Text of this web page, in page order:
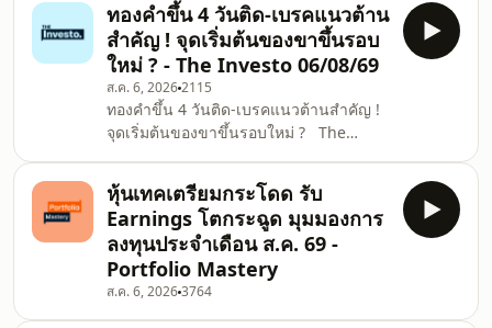
ทองคำขึ้น 4 วันติด-เบรคแนวต้าน
สำคัญ ! จุดเริ่มต้นของขาขึ้นรอบ
ใหม่ ? - The Investo 06/08/69
ส.ค. 6, 20262115
ทองคำขึ้น 4 วันติด-เบรคแนวต้านสำคัญ !
จุดเริ่มต้นของขาขึ้นรอบใหม่ ? The
ลงทุน กับ Naomi แขกรับเชิญ วรุต รุ่งขำ
ผู้อำนวยการฝ่ายวิเคราะห์ บริษัท YLG บูล
เลี่ยน แอนด์ ฟิวเจอร์ส จำกัด Naomi
ดำเนินรายการ รายการ The Investo กับ
Naomi วิเคราะห์เจาะลึกข่าวสำคัญใน
แต่ละวัน กับผู้เชี่ยวชาญในด้านต่างๆ ทั้ง
เศรษฐกิจ การเงิน และการลงทุน คุย
หุ้นเทคเตรียมกระโดด รับ
Earnings โตกระฉูด มุมมองการ
ลงทุนประจำเดือน ส.ค. 69 -
Portfolio Mastery
ส.ค. 6, 20263764